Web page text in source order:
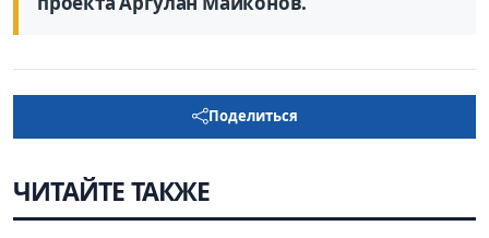
Поделиться
ЧИТАЙТЕ ТАКЖЕ